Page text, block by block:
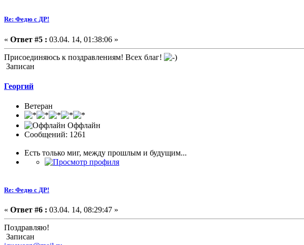
Re: Федю с ДР!
« Ответ #5 : 03.04. 14, 01:38:06 »
Присоединяюсь к поздравлениям! Всех благ!
Записан
Георгий
Ветеран
Оффлайн
Сообщений: 1261
Есть только миг, между прошлым и будущим...
Re: Федю с ДР!
« Ответ #6 : 03.04. 14, 08:29:47 »
Поздравляю!
Записан